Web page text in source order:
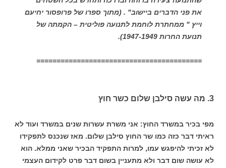
את פני הדברים ביישוב" . (מתוך ספרו של פרופסור יחיעם
וייץ " ממחתרת לוחמת לתנועה פוליטית – הקמתה של
תנועת החרות 1947-1949).
=========================================
3. מה עשה סילבן שלום כשר חוץ
מפי בכיר במשרד החוץ: אני משרת עשרות שנים במשרד ועוד לא
ראיתי דבר כזה כמו שר החוץ סילבן שלום. מאז שנכנס לתפקידו
לא זכיתי להיפגש עמו, למרות התפקיד הבכיר שאני ממלא. הוא
לא עושה שום דבר ולא מתעניין בשום דבר פרט לקידום העצמי